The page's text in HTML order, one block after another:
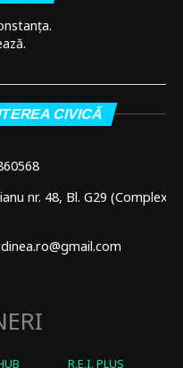
CIVICĂ
nr. 48, Bl. G29 (Complex
R.E.I. PLUS